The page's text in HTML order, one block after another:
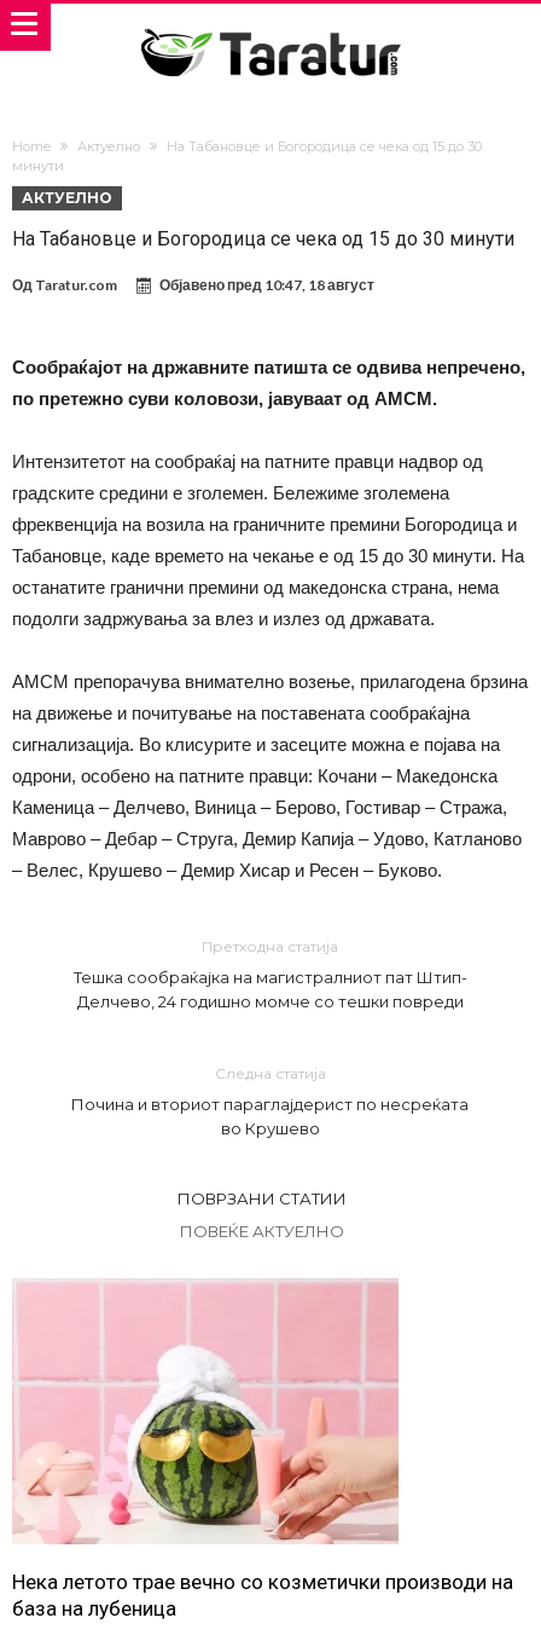
Home Актуелно
На Табановце и Богородица се чека од 15 до 30
минути
АКТУЕЛНО
На Табановце и Богородица се чека од 15 до 30 минути
Од Taratur.com Објавено пред 10:47, 18 август
Сообраќајот на државните патишта се одвива непречено,
по претежно суви коловози, јавуваат од АМСМ.
Интензитетот на сообраќај на патните правци надвор од
градските средини е зголемен. Бележиме зголемена
фреквенција на возила на граничните премини Богородица и
Табановце, каде времето на чекање е од 15 до 30 минути. На
останатите гранични премини од македонска страна, нема
подолги задржувања за влез и излез од државата.
АМСМ препорачува внимателно возење, прилагодена брзина
на движење и почитување на поставената сообраќајна
сигнализација. Во клисурите и засеците можна е појава на
одрони, особено на патните правци: Кочани – Македонска
Каменица – Делчево, Виница – Берово, Гостивар – Стража,
Маврово – Дебар – Струга, Демир Капија – Удово, Катланово
– Велес, Крушево – Демир Хисар и Ресен – Буково.
Претходна статија
Тешка сообраќајка на магистралниот пат Штип-
Делчево, 24 годишно момче со тешки повреди
Следна статија
Почина и вториот параглајдерист по несреќата
во Крушево
ПОВРЗАНИ СТАТИИ
ПОВЕЌЕ АКТУЕЛНО
Нека летото трае вечно со козметички производи на
база на лубеница